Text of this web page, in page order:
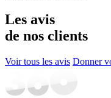
Les avis
de nos clients
Voir tous les avis Donner